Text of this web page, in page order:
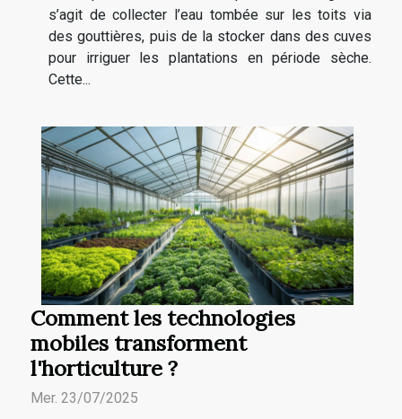
s’agit de collecter l’eau tombée sur les toits via
des gouttières, puis de la stocker dans des cuves
pour irriguer les plantations en période sèche.
Cette...
Comment les technologies
mobiles transforment
l'horticulture ?
Mer. 23/07/2025